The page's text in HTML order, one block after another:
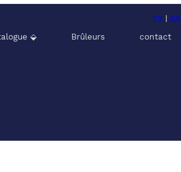
FR | GB
⬙ Brûleurs contact